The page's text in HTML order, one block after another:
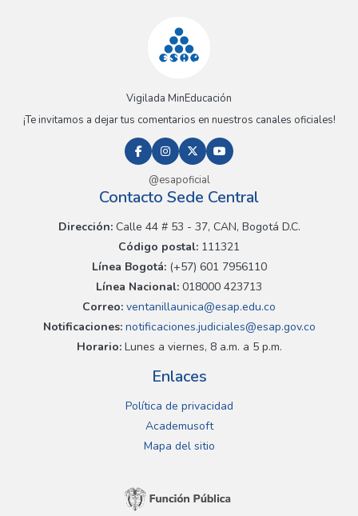
Vigilada MinEducación
¡Te invitamos a dejar tus comentarios en nuestros canales oficiales!
@esapoficial
Contacto Sede Central
Dirección:Calle 44 # 53 - 37, CAN, Bogotá D.C.
Código postal: 111321
Línea Bogotá:(+57) 601 7956110
Línea Nacional: 018000 423713
Correo: ventanillaunica@esap.edu.co
Notificaciones:notificaciones.judiciales@esap.gov.co
Horario:Lunes a viernes, 8 a.m. a 5 p.m.
Enlaces
Política de privacidad
Academusoft
Mapa del sitio